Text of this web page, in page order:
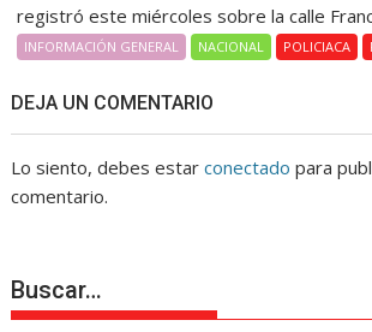
registró este miércoles sobre la calle
INFORMACIÓN GENERAL NACIONAL POLICIACA
DEJA UN COMENTARIO
Lo siento, debes estarconectado para
comentario.
Buscar…